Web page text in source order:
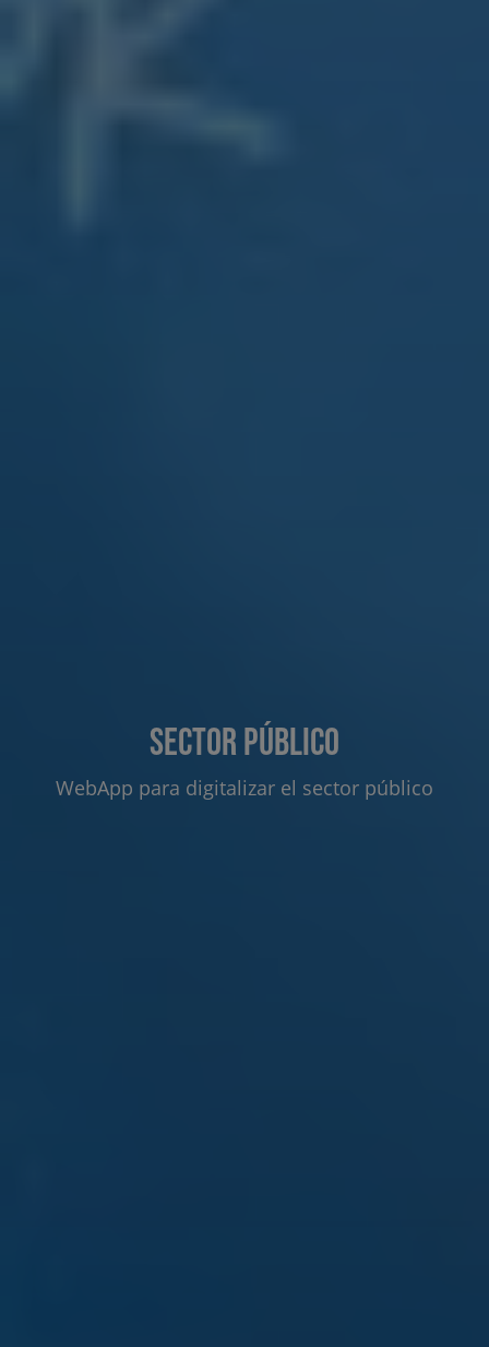
Sector público
WebApp para digitalizar el sector público